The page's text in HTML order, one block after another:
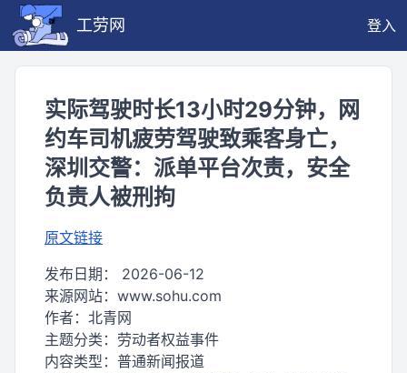
工劳网 登入
实际驾驶时长13小时29分钟，网
约车司机疲劳驾驶致乘客身亡，
深圳交警：派单平台次责，安全
负责人被刑拘
原文链接
发布日期： 2026-06-12
来源网站： www.sohu.com
作者： 北青网
主题分类： 劳动者权益事件
内容类型： 普通新闻报道